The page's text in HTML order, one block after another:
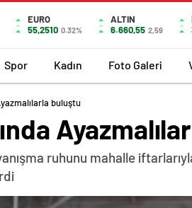
EURO
55,2510 0.32%
ALTIN
6.660,55 2,59
Spor Kadın Foto Galeri
buluştu
ruhunu mahalle